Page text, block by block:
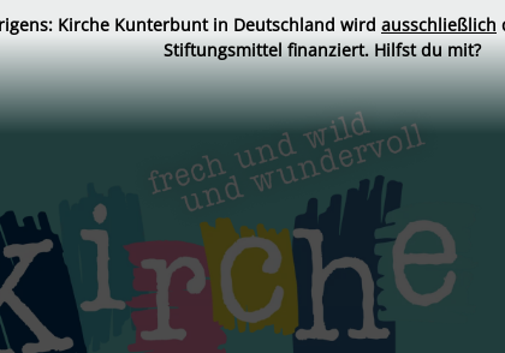
Kirche Kunterbunt in Deutschland wird ausschließlich
Stiftungsmittel finanziert. Hilfst du mit?